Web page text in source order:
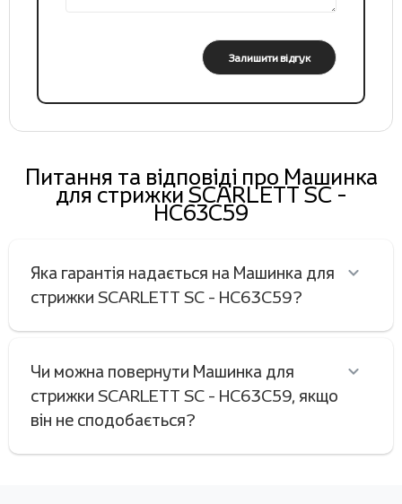
Залишити відгук
Питання та відповіді про Машинка
для стрижки SCARLETT SC -
HC63C59
Яка гарантія надається на Машинка для
стрижки SCARLETT SC - HC63C59?
Чи можна повернути Машинка для
стрижки SCARLETT SC - HC63C59, якщо
він не сподобається?